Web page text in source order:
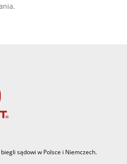
sądowi w Polsce i Niemczech.